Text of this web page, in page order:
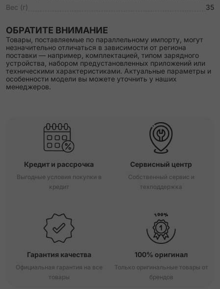
Вес (г)
35
ОБРАТИТЕ ВНИМАНИЕ
Товары, поставляемые по параллельному импорту, могут
незначительно отличаться в зависимости от региона
поставки — например, комплектацией, типом зарядного
устройства, набором предустановленных приложений или
техническими характеристиками. Актуальные параметры и
особенности модели вы можете уточнить у наших
менеджеров.
Кредит и рассрочка
Выгодные условия покупки в
кредит
Сервисный центр
Собственный сервис и
техподдержка
Гарантия качества
Официальная гарантия на все
товары
100% оригинал
Только оригинальные товары от
брендов